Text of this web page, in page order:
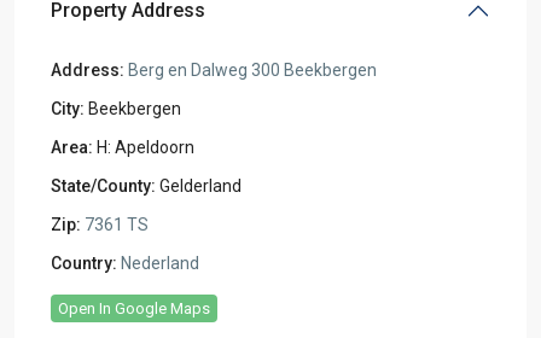
Property Address
Address: Berg en Dalweg 300 Beekbergen
City: Beekbergen
Area: H: Apeldoorn
State/County: Gelderland
Zip: 7361 TS
Country: Nederland
Open In Google Maps